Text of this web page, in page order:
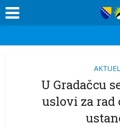
U Gradačcu
uslovi za rad